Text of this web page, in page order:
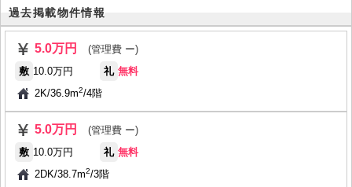
過去掲載物件情報
5.0万円
(管理費 ー)
敷 10.0万円 礼 無料
2K/36.9m2/4階
5.0万円
(管理費 ー)
敷 10.0万円 礼 無料
2DK/38.7m2/3階